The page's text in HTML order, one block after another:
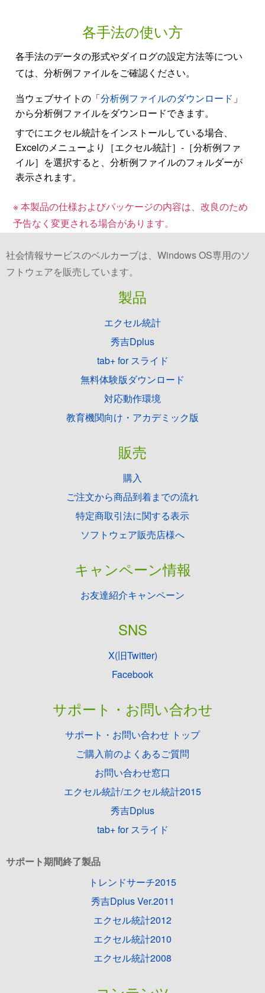
各手法の使い方
各手法のデータの形式やダイログの設定方法等につい
ては、分析例ファイルをご確認ください。
当ウェブサイトの「分析例ファイルのダウンロード 」
から分析例ファイルをダウンロードできます。
すでにエクセル統計をインストールしている場合、
Excelのメニューより［エクセル統計］-［分析例ファ
イル］を選択すると、分析例ファイルのフォルダーが
表示されます。
※ 本製品の仕様およびパッケージの内容は、改良のため
予告なく変更される場合があります。
社会情報サービスのベルカーブは、Windows OS専用のソ
フトウェアを販売しています。
製品
エクセル統計
秀吉Dplus
tab+ for スライド
無料体験版ダウンロード
対応動作環境
教育機関向け・アカデミック版
販売
購入
ご注文から商品到着までの流れ
特定商取引法に関する表示
ソフトウェア販売店様へ
キャンペーン情報
お友達紹介キャンペーン
SNS
X(旧Twitter)
Facebook
サポート・お問い合わせ
サポート・お問い合わせ トップ
ご購入前のよくあるご質問
お問い合わせ窓口
エクセル統計/エクセル統計2015
秀吉Dplus
tab+ for スライド
サポート期間終了製品
トレンドサーチ2015
秀吉Dplus Ver.2011
エクセル統計2012
エクセル統計2010
エクセル統計2008